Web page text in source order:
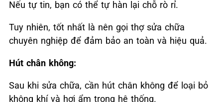
Nếu tự tin, bạn có thể tự hàn lại chỗ rò rỉ.
Tuy nhiên, tốt nhất là nên gọi thợ sửa chữa
chuyên nghiệp để đảm bảo an toàn và hiệu quả.
Hút chân không:
Sau khi sửa chữa, cần hút chân không để loại bỏ
không khí và hơi ẩm trong hệ thống.